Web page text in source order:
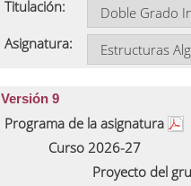
Titulación:
Asignatura:
Versión 9
Programa de la asignatura
Curso 2026-27
Proyecto del